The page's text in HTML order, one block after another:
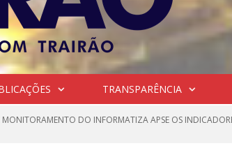
TRANSPARÊNCIA
DO INFORMATIZA APSE OS